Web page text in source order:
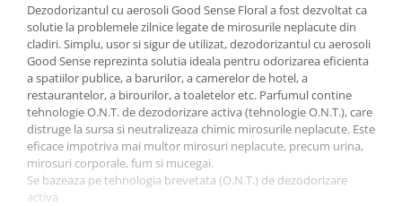
Dezodorizantul cu aerosoli Good Sense Floral a fost dezvoltat ca
solutie la problemele zilnice legate de mirosurile neplacute din
cladiri. Simplu, usor si sigur de utilizat, dezodorizantul cu aerosoli
Good Sense reprezinta solutia ideala pentru odorizarea eficienta
a spatiilor publice, a barurilor, a camerelor de hotel, a
restaurantelor, a birourilor, a toaletelor etc. Parfumul contine
tehnologie O.N.T. de dezodorizare activa (tehnologie O.N.T.), care
distruge la sursa si neutralizeaza chimic mirosurile neplacute. Este
eficace impotriva mai multor mirosuri neplacute, precum urina,
mirosuri corporale, fum si mucegai.
Se bazeaza pe tehnologia brevetata (O.N.T.) de dezodorizare
activa